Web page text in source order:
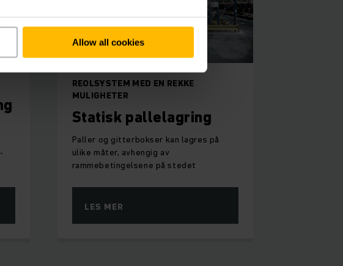
Allow all cookies
REOLSYSTEM MED EN REKKE
MULIGHETER
Statisk pallelagring
Paller og gitterbokser kan lagres på
ulike måter, avhengig av
rammebetingelsene på stedet
LES MER